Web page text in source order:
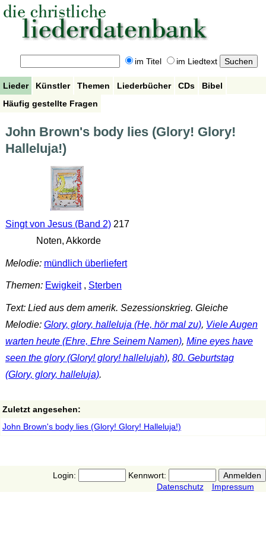
im Titel im Liedtext
Lieder Künstler Themen Liederbücher CDs
Bibel
Häufig gestellte Fragen
John Brown's body lies (Glory! Glory!
Halleluja!)
Singt von Jesus (Band 2)217
Noten, Akkorde
Melodie: mündlich überliefert
Themen: Ewigkeit, Sterben
Text: Lied aus dem amerik. Sezessionskrieg. Gleiche
Melodie: Glory, glory, halleluja (He, hör mal zu), Viele Augen
warten heute (Ehre, Ehre Seinem Namen), Mine eyes have
seen the glory (Glory! glory! hallelujah), 80. Geburtstag
(Glory, glory, halleluja).
Zuletzt angesehen:
John Brown's body lies (Glory! Glory! Halleluja!)
Login:
Kennwort:
Datenschutz
Impressum